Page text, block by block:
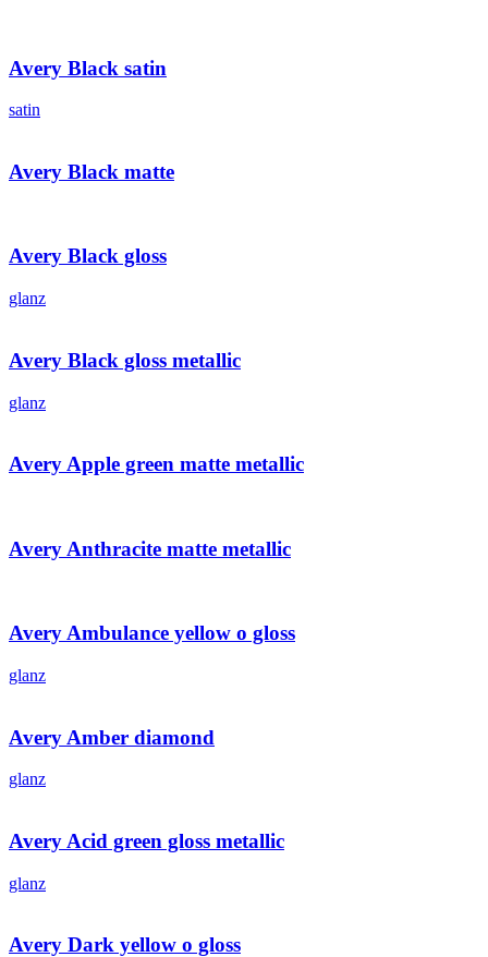
Avery Black satin
satin
Avery Black matte
Avery Black gloss
glanz
Avery Black gloss metallic
glanz
Avery Apple green matte metallic
Avery Anthracite matte metallic
Avery Ambulance yellow o gloss
glanz
Avery Amber diamond
glanz
Avery Acid green gloss metallic
glanz
Avery Dark yellow o gloss